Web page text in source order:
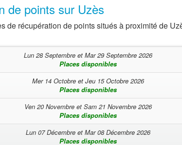
de points sur Uzès
de récupération de points situés à proximité de
Lun 28 Septembreet Mar 29 Septembre 2026
Places disponibles
Mer 14 Octobreet Jeu 15 Octobre 2026
Places disponibles
Ven 20 Novembreet Sam 21 Novembre 2026
Places disponibles
Lun 07 Décembreet Mar 08 Décembre 2026
Places disponibles